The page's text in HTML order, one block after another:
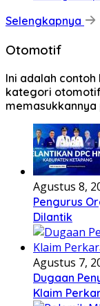
Selengkapnya
Otomotif
Ini adalah
kategori
Agustus 8,
Pengurus
Dilantik
Agustus 7,
Dugaan
Klaim